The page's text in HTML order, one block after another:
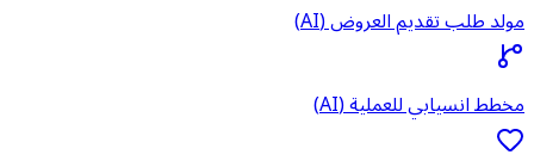
مولد طلب تقديم العروض (AI)
مخطط انسيابي للعملية (AI)